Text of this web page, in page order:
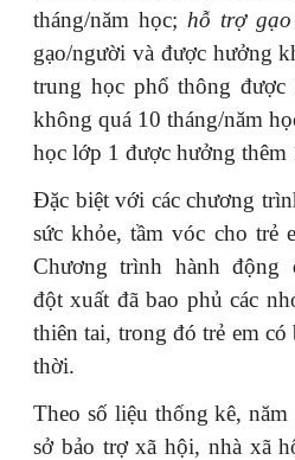
tháng/năm học; hỗ trợ gạo
gạo/người và được hưởng
trung học phổ thông được
không quá 10 tháng/năm
học lớp 1 được hưởng thêm
Đặc biệt với các chương
sức khỏe, tầm vóc cho trẻ
Chương trình hành
đột xuất đã bao phủ các
thiên tai, trong đó trẻ em
thời.
Theo số liệu thống kê,
sở bảo trợ xã hội, nhà xã
GIỚI THIỆU SÁCH
Quản trị
đến thực
08/12/2025